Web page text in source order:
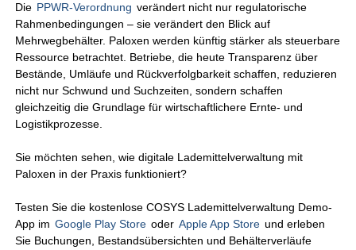
Die PPWR-Verordnung verändert nicht nur regulatorische
Rahmenbedingungen – sie verändert den Blick auf
Mehrwegbehälter. Paloxen werden künftig stärker als steuerbare
Ressource betrachtet. Betriebe, die heute Transparenz über
Bestände, Umläufe und Rückverfolgbarkeit schaffen, reduzieren
nicht nur Schwund und Suchzeiten, sondern schaffen
gleichzeitig die Grundlage für wirtschaftlichere Ernte- und
Logistikprozesse.
Sie möchten sehen, wie digitale Lademittelverwaltung mit
Paloxen in der Praxis funktioniert?
Testen Sie die kostenlose COSYS Lademittelverwaltung Demo-
App im Google Play Store oder Apple App Store und erleben
Sie Buchungen, Bestandsübersichten und Behälterverläufe